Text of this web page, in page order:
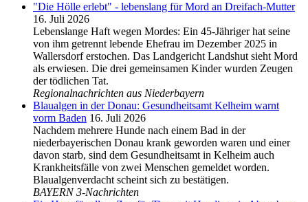
"Die Hölle erlebt" - lebenslang für Mord an Dreifach-Mutter
16. Juli 2026
Lebenslange Haft wegen Mordes: Ein 45-Jähriger hat seine
von ihm getrennt lebende Ehefrau im Dezember 2025 in
Wallersdorf erstochen. Das Landgericht Landshut sieht Mord
als erwiesen. Die drei gemeinsamen Kinder wurden Zeugen
der tödlichen Tat.
Regionalnachrichten aus Niederbayern
Blaualgen in der Donau: Gesundheitsamt Kelheim warnt
vorm Baden 16. Juli 2026
Nachdem mehrere Hunde nach einem Bad in der
niederbayerischen Donau krank geworden waren und einer
davon starb, sind dem Gesundheitsamt in Kelheim auch
Krankheitsfälle von zwei Menschen gemeldet worden.
Blaualgenverdacht scheint sich zu bestätigen.
BAYERN 3-Nachrichten